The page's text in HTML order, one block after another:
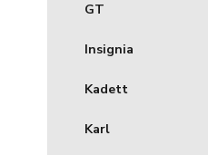
GT
Insignia
Kadett
Karl